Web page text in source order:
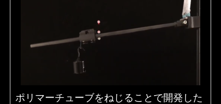
ポリマーチューブをねじることで開発した